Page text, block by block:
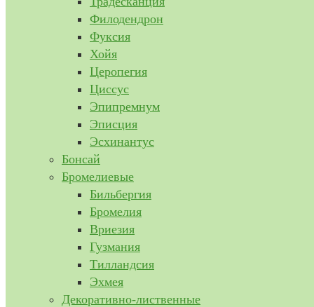
Филодендрон
Фуксия
Хойя
Церопегия
Циссус
Эпипремнум
Эписция
Эсхинантус
Бонсай
Бромелиевые
Бильбергия
Бромелия
Вриезия
Гузмания
Тилландсия
Эхмея
Декоративно-лиственные